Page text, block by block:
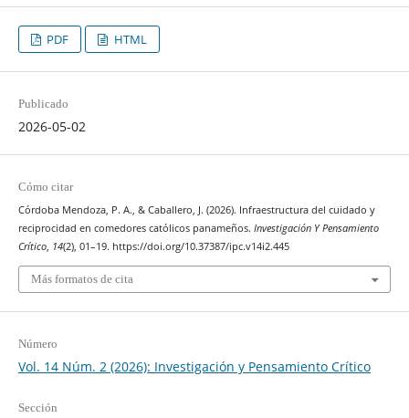
PDF HTML
Publicado
2026-05-02
Cómo citar
Córdoba Mendoza, P. A., & Caballero, J. (2026). Infraestructura del cuidado y
reciprocidad en comedores católicos panameños. Investigación Y Pensamiento
Crítico, 14(2), 01–19. https://doi.org/10.37387/ipc.v14i2.445
Más formatos de cita
Número
Vol. 14 Núm. 2 (2026): Investigación y Pensamiento Crítico
Sección